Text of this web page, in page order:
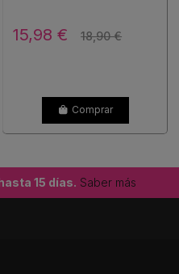
15,98 € 18,90 €
Comprar
15 días. Saber más